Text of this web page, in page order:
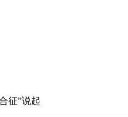
征”说起